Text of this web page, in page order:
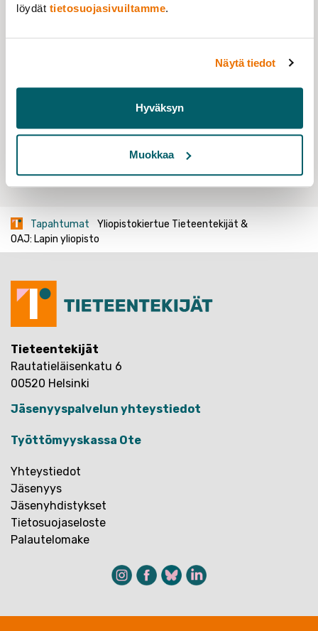
löydät tietosuojasivuiltamme.
Näytä tiedot
Hyväksyn
Muokkaa
Tapahtumat
Yliopistokiertue Tieteentekijät &
OAJ: Lapin yliopisto
Tieteentekijät
Rautatieläisenkatu 6
00520 Helsinki
Jäsenyyspalvelun yhteystiedot
Työttömyyskassa Ote
Yhteystiedot
Jäsenyys
Jäsenyhdistykset
Tietosuojaseloste
Palautelomake